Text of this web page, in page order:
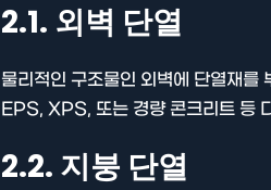
2.1. 외벽 단열
물리적인 구조물인 외벽에 단열재를
EPS, XPS, 또는 경량 콘크리트 등
2.2. 지붕 단열